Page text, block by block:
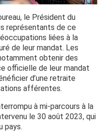
le Président du
représentants de ce
liées à la
de leur mandat. Les
obtenir des
officielle de leur mandat
d’une retraite
afférentes.
à mi-parcours à la
le 30 août 2023, qui
pays.